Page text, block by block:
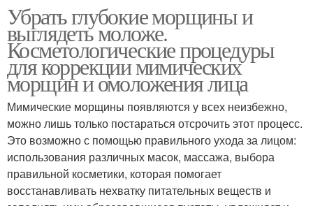
Маски из пищевого
желатина
Маска из желатина
Маска для лица Маски на основе
Антивозрастная маска Маска для волос
Убрать глубокие морщины и
выглядеть моложе.
Косметологические процедуры
для коррекции мимических
морщин и омоложения лица
Мимические морщины появляются у всех неизбежно,
можно лишь только постараться отсрочить этот процесс.
Это возможно с помощью правильного ухода за лицом:
использования различных масок, массажа, выбора
правильной косметики, которая помогает
восстанавливать нехватку питательных веществ и